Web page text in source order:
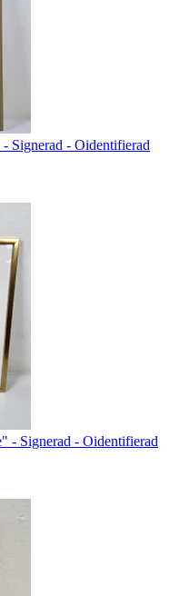
Signerad - Oidentifierad
- Signerad - Oidentifierad